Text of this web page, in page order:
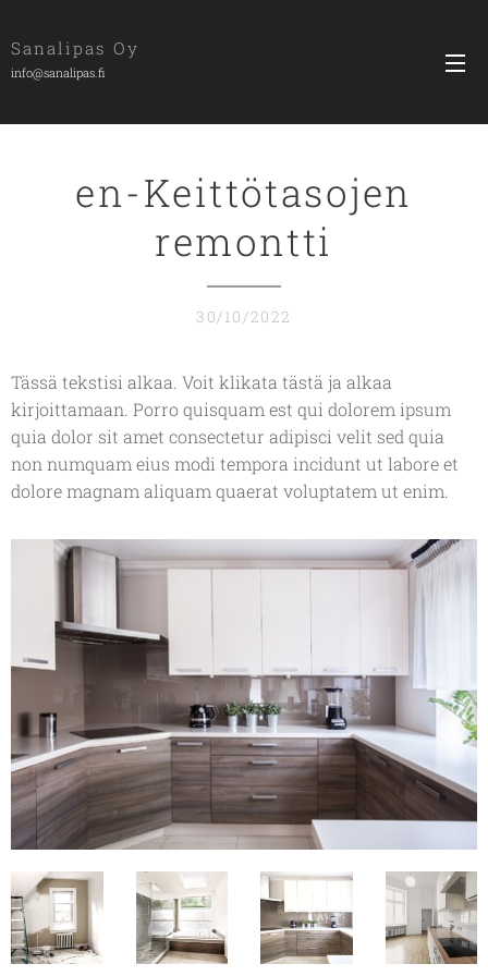
Sanalipas Oy
info@sanalipas.fi
en-Keittötasojen
remontti
30/10/2022
Tässä tekstisi alkaa. Voit klikata tästä ja alkaa
kirjoittamaan. Porro quisquam est qui dolorem ipsum
quia dolor sit amet consectetur adipisci velit sed quia
non numquam eius modi tempora incidunt ut labore et
dolore magnam aliquam quaerat voluptatem ut enim.